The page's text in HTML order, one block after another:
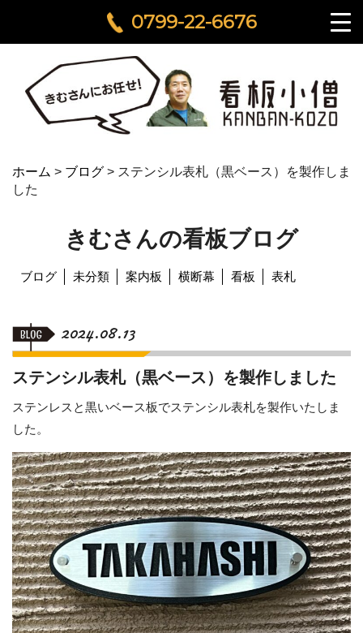
0799-22-6676
ホーム > ブログ > ステンシル表札（黒ベース）を製作しま
した
きむさんの看板ブログ
ブログ 未分類 案内板 横断幕 看板 表札
2024.08.13
ステンシル表札（黒ベース）を製作しました
ステンレスと黒いベース板でステンシル表札を製作いたしま
した。